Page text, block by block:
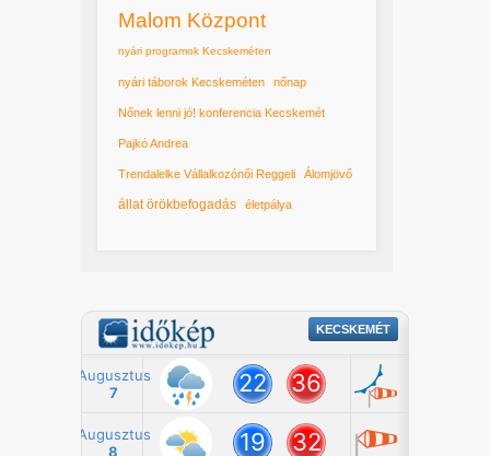
Malom Központ
nyári programok Kecskeméten
nyári táborok Kecskeméten nőnap
Nőnek lenni jó! konferencia Kecskemét
Pajkó Andrea
Trendalelke Vállalkozónői Reggeli Álomjövő
állat örökbefogadás életpálya